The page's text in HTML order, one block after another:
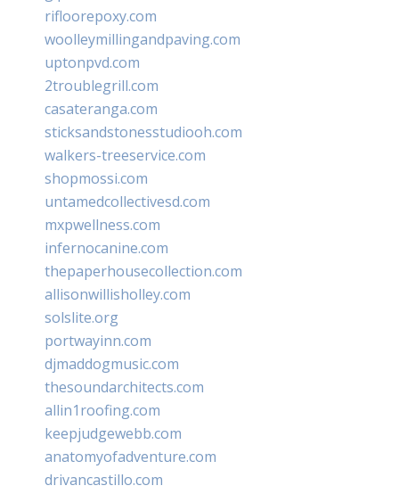
rifloorepoxy.com
woolleymillingandpaving.com
uptonpvd.com
2troublegrill.com
casateranga.com
sticksandstonesstudiooh.com
walkers-treeservice.com
shopmossi.com
untamedcollectivesd.com
mxpwellness.com
infernocanine.com
thepaperhousecollection.com
allisonwillisholley.com
solslite.org
portwayinn.com
djmaddogmusic.com
thesoundarchitects.com
allin1roofing.com
keepjudgewebb.com
anatomyofadventure.com
drivancastillo.com